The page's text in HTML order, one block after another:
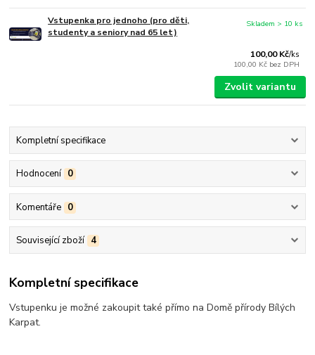
Vstupenka pro jednoho (pro děti,
studenty a seniory nad 65 let)
100,00 Kč/ks
100,00 Kč bez DPH
Skladem > 10 ks
Zvolit variantu
Kompletní specifikace
Hodnocení 0
Komentáře 0
Související zboží 4
Kompletní specifikace
Vstupenku je možné zakoupit také přímo na Domě přírody Bílých
Karpat.